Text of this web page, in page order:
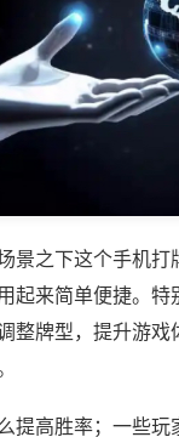
景之下这个手机打
起来简单便捷。特
整牌型，提升游戏
提高胜率；一些玩